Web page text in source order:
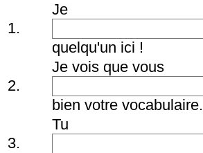
1.
Je
quelqu'un ici !
2.
Je vois que vous
bien votre vocabulaire.
3.
Tu